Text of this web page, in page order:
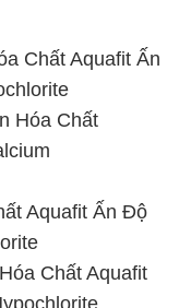
Chất Aquafit Ấn
Hóa Chất
Aquafit Ấn Độ
Chất Aquafit